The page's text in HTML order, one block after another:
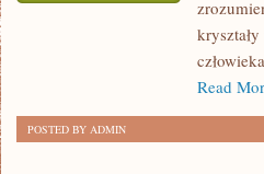
Read
POSTED BY ADMIN